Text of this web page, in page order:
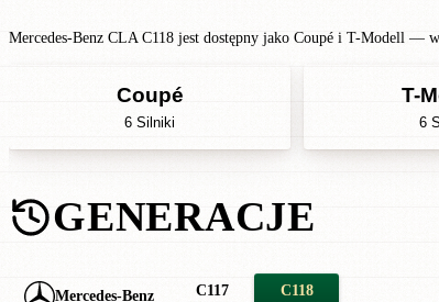
Mercedes-Benz CLA C118 jest dostępny jako Coupé i T-Modell —
Coupé
6 Silniki
T-
6
GENERACJE
Mercedes-Benz C117 C118